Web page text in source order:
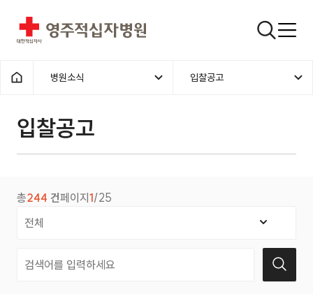
영주적십자병원 검색창
홈으로
병원소식 입찰공고
입찰공고
총244 건페이지 1/25